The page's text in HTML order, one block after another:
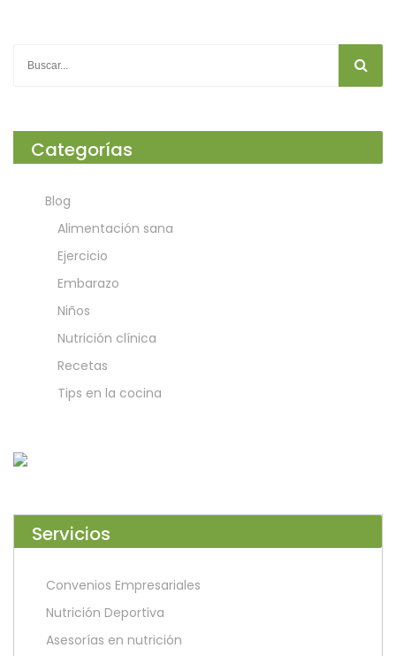
Categorías
Blog
Alimentación sana
Ejercicio
Embarazo
Niños
Nutrición clínica
Recetas
Tips en la cocina
Servicios
Convenios Empresariales
Nutrición Deportiva
Asesorías en nutrición